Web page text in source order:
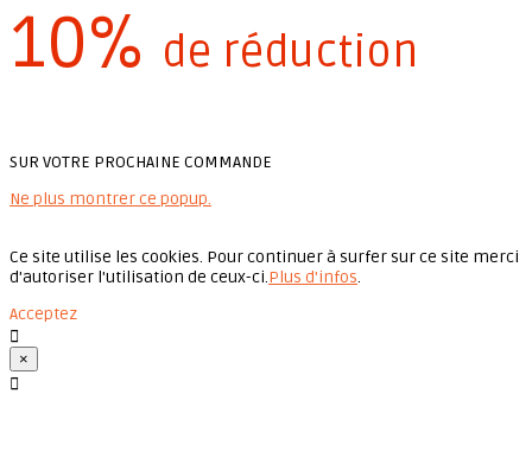
10% de réduction
SUR VOTRE PROCHAINE COMMANDE
Ne plus montrer ce popup.
Ce site utilise les cookies. Pour continuer à surfer sur ce site merci
d'autoriser l'utilisation de ceux-ci.Plus d'infos.
Acceptez

×
